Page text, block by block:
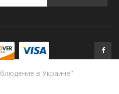
в Украине"